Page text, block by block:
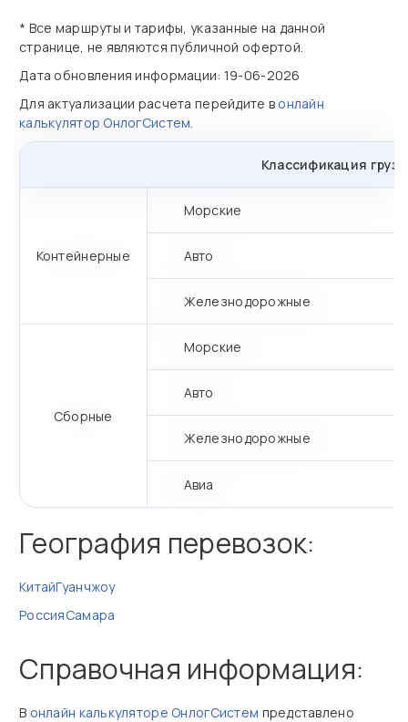
* Все маршруты и тарифы, указанные на данной
странице, не являются публичной офертой.
Дата обновления информации: 19-06-2026
Для актуализации расчета перейдите в онлайн
калькулятор ОнлогСистем.
Классификация
Контейнерные
Морские
Авто
Железнодорожные
Сборные
Морские
Авто
Железнодорожные
Авиа
География перевозок:
КитайГуанчжоу
РоссияСамара
Справочная информация:
В онлайн калькуляторе ОнлогСистем представлено